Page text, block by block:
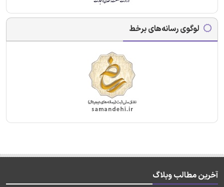
لوگوی رسانه‌های برخط
آخرین مطالب وبلاگ